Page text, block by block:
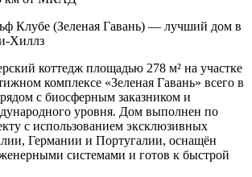
Клубе (Зеленая Гавань) — лучший дом в
Хиллз
коттедж площадью 278 м² на участке
комплексе «Зеленая Гавань» всего в
с биосферным заказником и
уровня. Дом выполнен по
с использованием эксклюзивных
Германии и Португалии, оснащён
системами и готов к быстрой